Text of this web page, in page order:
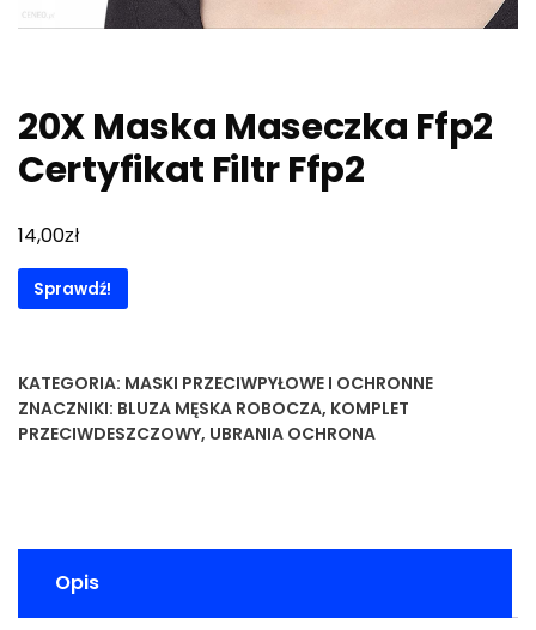
20X Maska Maseczka Ffp2
Certyfikat Filtr Ffp2
14,00zł
Sprawdź!
KATEGORIA: MASKI PRZECIWPYŁOWE I OCHRONNE
ZNACZNIKI: BLUZA MĘSKA ROBOCZA, KOMPLET
PRZECIWDESZCZOWY, UBRANIA OCHRONA
Opis